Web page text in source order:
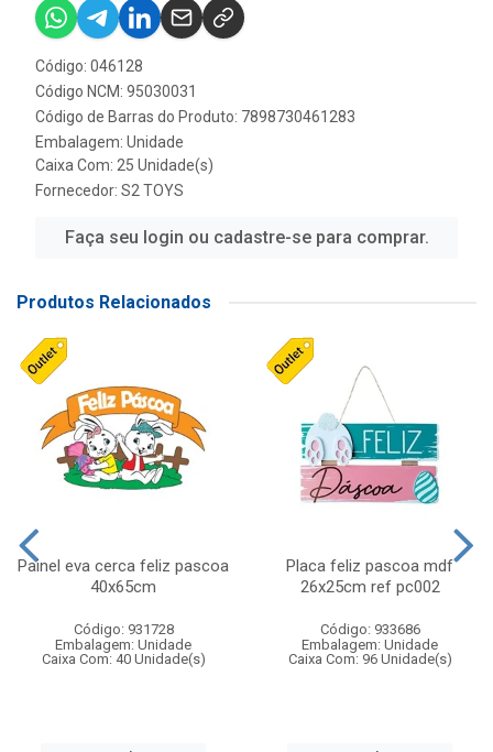
Código: 046128
Código NCM: 95030031
Código de Barras do Produto: 7898730461283
Embalagem: Unidade
Caixa Com: 25 Unidade(s)
Fornecedor: S2 TOYS
Faça seu login ou cadastre-se para comprar.
Produtos Relacionados
Painel eva cerca feliz pascoa
40x65cm
Código: 931728
Embalagem: Unidade
Caixa Com: 40 Unidade(s)
Placa feliz pascoa mdf
26x25cm ref pc002
Código: 933686
Embalagem: Unidade
Caixa Com: 96 Unidade(s)